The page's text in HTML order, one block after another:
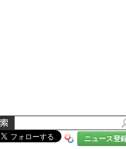
ニュース登